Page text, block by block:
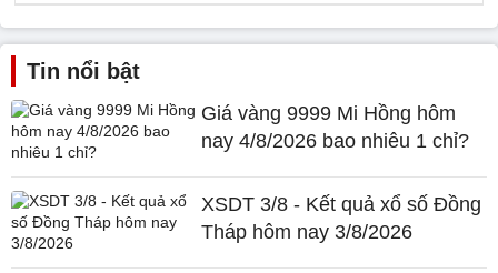
Tin nổi bật
Giá vàng 9999 Mi Hồng hôm
nay 4/8/2026 bao nhiêu 1 chỉ?
XSDT 3/8 - Kết quả xổ số Đồng
Tháp hôm nay 3/8/2026